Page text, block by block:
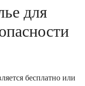
для
бесплатно или